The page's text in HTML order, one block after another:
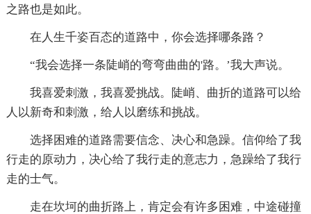
之路也是如此。
在人生千姿百态的道路中，你会选择哪条路？
“我会选择一条陡峭的弯弯曲曲的'路。’我大声说。
我喜爱刺激，我喜爱挑战。陡峭、曲折的道路可以给
人以新奇和刺激，给人以磨练和挑战。
选择困难的道路需要信念、决心和急躁。信仰给了我
行走的原动力，决心给了我行走的意志力，急躁给了我行
走的士气。
走在坎坷的曲折路上，肯定会有许多困难，中途碰撞